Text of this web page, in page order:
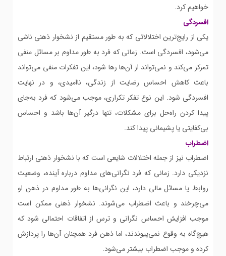
خواهیم کرد.
افسردگی
یکی از رایج‌ترین اختلالاتی که به طور مستقیم از نشخوار ذهنی ناشی
می‌شود، افسردگی است. زمانی که فرد به طور مداوم بر مسائل منفی
تمرکز می‌کند و نمی‌تواند از آن‌ها رها شود، این تفکرات منفی می‌تواند
باعث کاهش احساس رضایت از زندگی، ناامیدی، و در نهایت
افسردگی شود. این نوع تفکر تکراری، موجب می‌شود که فرد به‌جای
پیدا کردن راه‌حل برای مشکلات، تنها درگیر آن‌ها باشد و احساس
بی‌کفایتی یا پشیمانی پیدا کند.
اضطراب
اضطراب نیز از جمله اختلالات شایعی است که با نشخوار ذهنی ارتباط
نزدیکی دارد. زمانی که فرد نگرانی‌های مداوم درباره آینده، وضعیت
روابط یا مسائل مالی دارد، این نگرانی‌ها به طور مداوم در ذهن او
می‌چرخند و باعث اضطراب می‌شوند. نشخوار ذهنی ممکن است
موجب افزایش احساس نگرانی و ترس از اتفاقات احتمالی شود که
هیچ‌گاه به وقوع نمی‌پیوندند، اما ذهن فرد همچنان آن‌ها را پردازش
کرده و موجب اضطراب بیشتر می‌شود.